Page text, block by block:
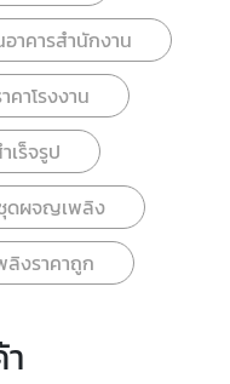
าคารสำนักงาน
าโรงงาน
เร็จรูป
ดผจญเพลิง
ลิงราคาถูก